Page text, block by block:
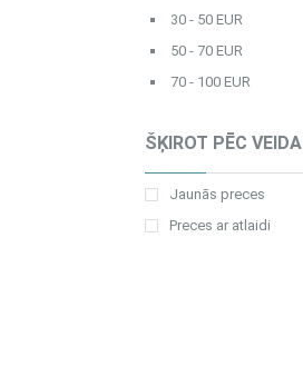
30 - 50 EUR
50 - 70 EUR
70 - 100 EUR
ŠĶIROT PĒC VEIDA
Jaunās preces
Preces ar atlaidi